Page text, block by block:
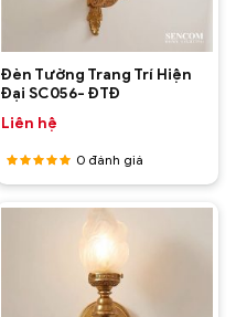
Đèn Tường Trang Trí Hiện
Đại SC056- ĐTĐ
Liên hệ
Được
xếp hạng
0 đánh giá